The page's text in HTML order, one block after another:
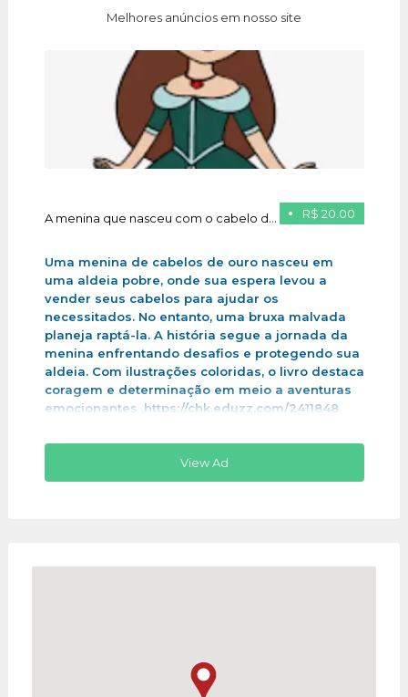
Melhores anúncios em nosso site
R$ 20.00
A menina que nasceu com o cabelo de ouro
Uma menina de cabelos de ouro nasceu em
uma aldeia pobre, onde sua espera levou a
vender seus cabelos para ajudar os
necessitados. No entanto, uma bruxa malvada
planeja raptá-la. A história segue a jornada da
menina enfrentando desafios e protegendo sua
aldeia. Com ilustrações coloridas, o livro destaca
coragem e determinação em meio a aventuras
emocionantes .https://chk.eduzz.com/2411848
View Ad